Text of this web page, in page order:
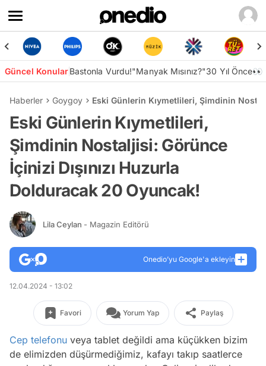
Güncel KonularBastonla Vurdu!"Manyak Mısınız?"30 Yıl Önce👀
Haberler Goygoy Eski Günlerin Kıymetlileri, Şimdinin
Eski Günlerin Kıymetlileri,
Şimdinin Nostaljisi: Görünce
İçinizi Dışınızı Huzurla
Dolduracak 20 Oyuncak!
Lila Ceylan - Magazin Editörü
Onedio’yu Google'a ekleyin
12.04.2024 - 13:02
Favori Yorum Yap Paylaş
Cep telefonu veya tablet değildi ama küçükken bizim
de elimizden düşürmediğimiz, kafayı takıp saatlerce